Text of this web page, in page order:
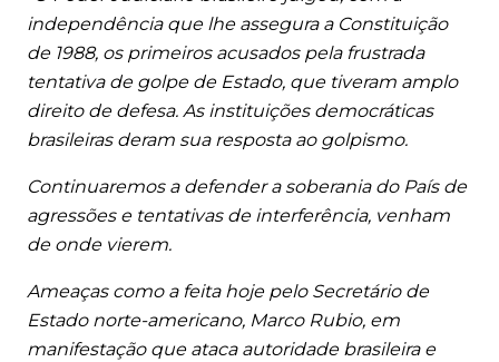
independência que lhe assegura a Constituição
de 1988, os primeiros acusados pela frustrada
tentativa de golpe de Estado, que tiveram amplo
direito de defesa. As instituições democráticas
brasileiras deram sua resposta ao golpismo.
Continuaremos a defender a soberania do País de
agressões e tentativas de interferência, venham
de onde vierem.
Ameaças como a feita hoje pelo Secretário de
Estado norte-americano, Marco Rubio, em
manifestação que ataca autoridade brasileira e